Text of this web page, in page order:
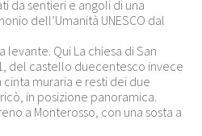
da sentieri e angoli di una
dell’Umanità UNESCO dal
Qui La chiesa di San
del castello duecentesco invece
muraria e resti dei due
in posizione panoramica.
a Monterosso, con una sosta a